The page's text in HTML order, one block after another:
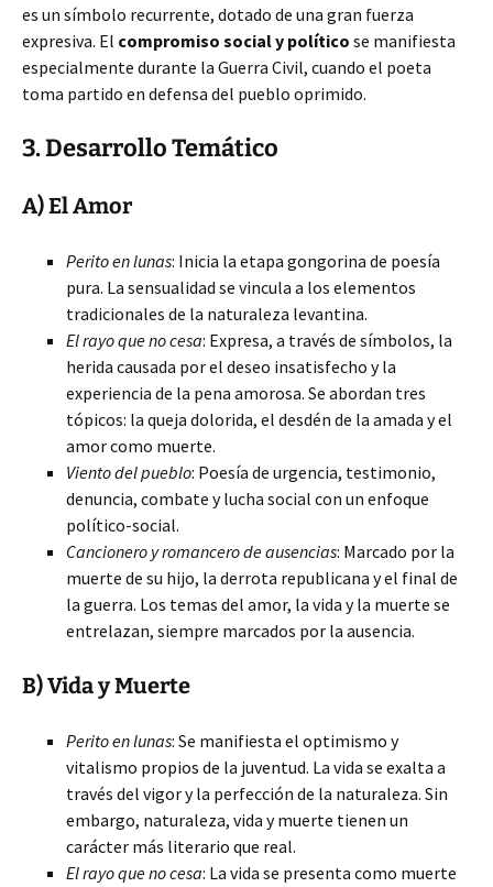
es un símbolo recurrente, dotado de una gran fuerza
expresiva. El compromiso social y político se manifiesta
especialmente durante la Guerra Civil, cuando el poeta
toma partido en defensa del pueblo oprimido.
3. Desarrollo Temático
A) El Amor
Perito en lunas: Inicia la etapa gongorina de poesía
pura. La sensualidad se vincula a los elementos
tradicionales de la naturaleza levantina.
El rayo que no cesa: Expresa, a través de símbolos, la
herida causada por el deseo insatisfecho y la
experiencia de la pena amorosa. Se abordan tres
tópicos: la queja dolorida, el desdén de la amada y el
amor como muerte.
Viento del pueblo: Poesía de urgencia, testimonio,
denuncia, combate y lucha social con un enfoque
político-social.
Cancionero y romancero de ausencias: Marcado por la
muerte de su hijo, la derrota republicana y el final de
la guerra. Los temas del amor, la vida y la muerte se
entrelazan, siempre marcados por la ausencia.
B) Vida y Muerte
Perito en lunas: Se manifiesta el optimismo y
vitalismo propios de la juventud. La vida se exalta a
través del vigor y la perfección de la naturaleza. Sin
embargo, naturaleza, vida y muerte tienen un
carácter más literario que real.
El rayo que no cesa: La vida se presenta como muerte